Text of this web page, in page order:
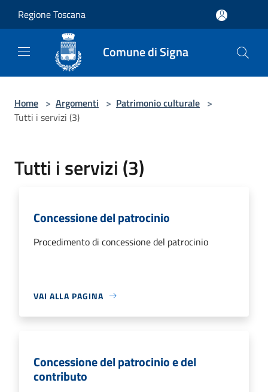
Regione Toscana
Comune di Signa
Home > Argomenti > Patrimonio culturale >
Tutti i servizi (3)
Tutti i servizi (3)
Concessione del patrocinio
Procedimento di concessione del patrocinio
VAI ALLA PAGINA
Concessione del patrocinio e del
contributo